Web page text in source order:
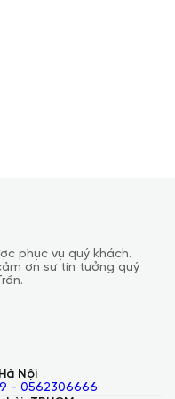
tùy chọn vi xử lý và card
i9-12900H và NVIDIA
4800 lên đến 32 GB
nền được sử dụng là
ngoài ra bản thấp
phục vụ quý khách.
ơn sự tin tưởng quý
Nội
- 0562306666